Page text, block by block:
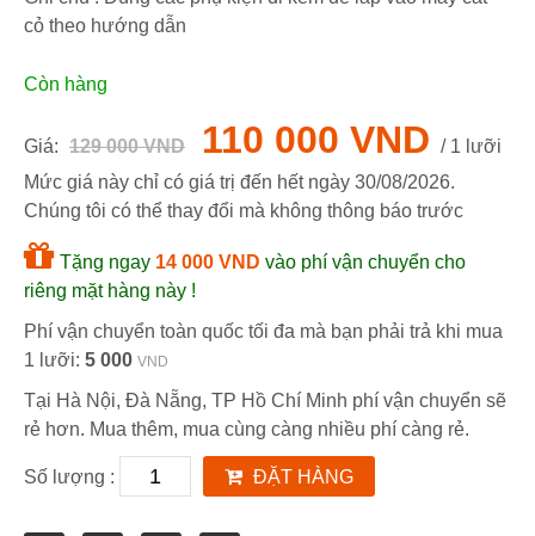
cỏ theo hướng dẫn
Còn hàng
Giá: 129 000 VND 110 000 VND / 1 lưỡi
Mức giá này chỉ có giá trị đến hết ngày 30/08/2026.
Chúng tôi có thể thay đổi mà không thông báo trước
Tặng ngay 14 000 VND vào phí vận chuyển cho
riêng mặt hàng này !
Phí vận chuyển toàn quốc tối đa mà bạn phải trả khi mua
1 lưỡi: 5 000 VND
Tại Hà Nội, Đà Nẵng, TP Hồ Chí Minh phí vận chuyển sẽ
rẻ hơn. Mua thêm, mua cùng càng nhiều phí càng rẻ.
Số lượng : ĐẶT HÀNG